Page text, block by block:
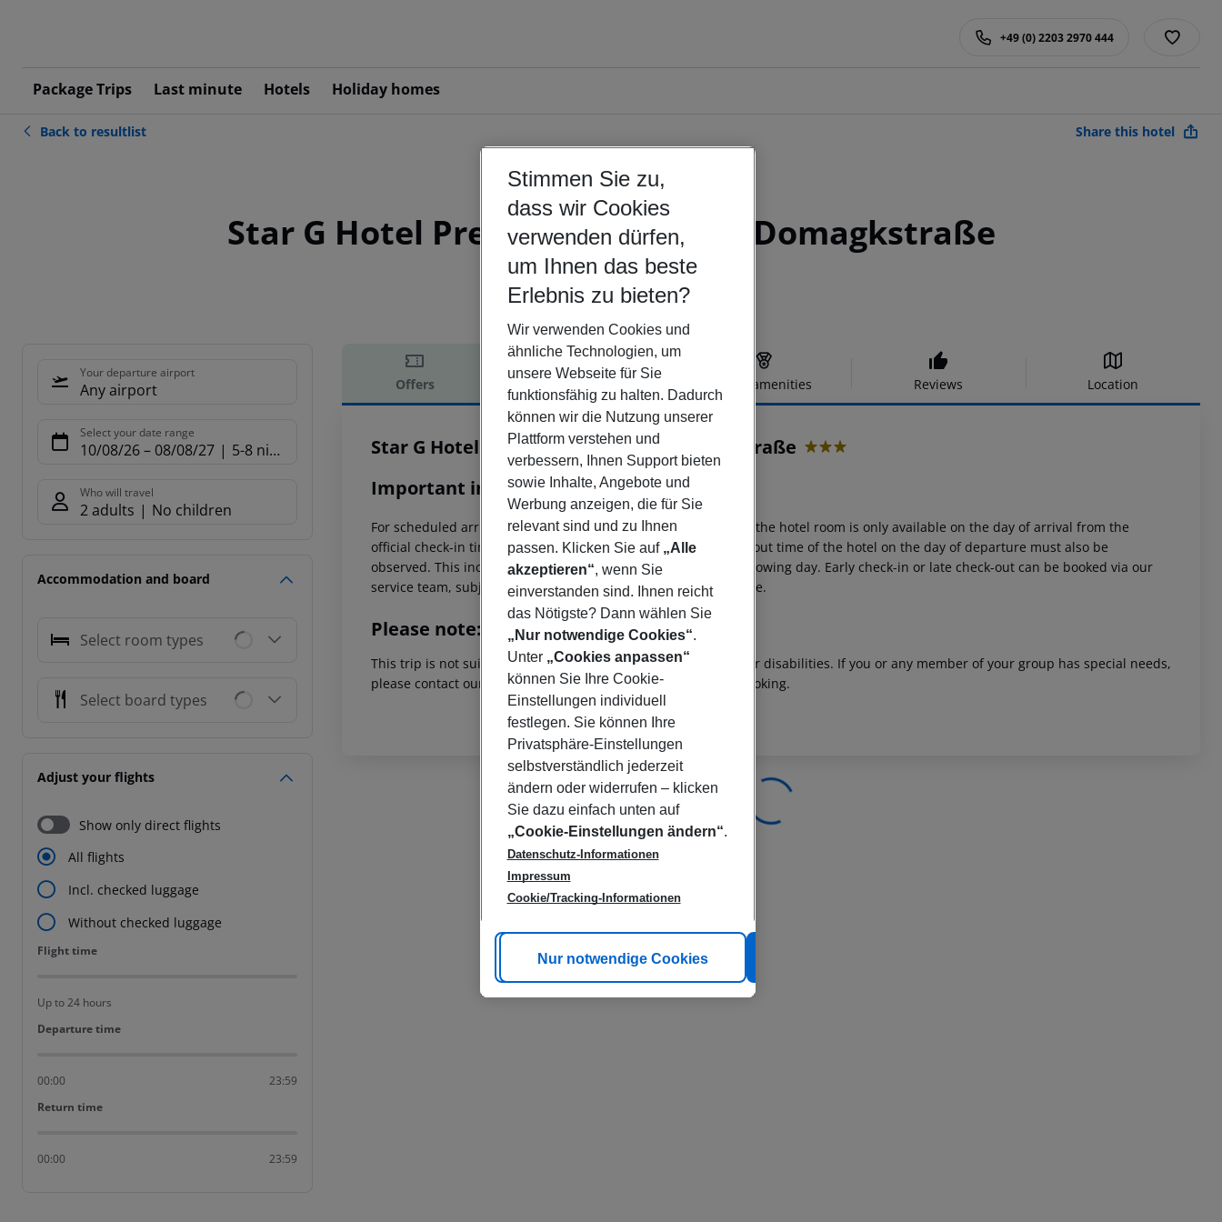
Package Trips Last minute Hotels Holiday homes
+49 (0) 2203 2970 444
Back to resultlist Share this hotel
Germany | Bavaria | Munich
Star G Hotel Premium München Domagkstraße
3
Your departure airport
Any airport
Select your date range
10/08/26– 08/08/27 5-8 nights
Who will travel
2 adults No children
Accommodation and board
Select room types
Select board types
Adjust your flights
Show only direct flights
All flights
Incl. checked luggage
Without checked luggage
Flight time
Flight time
Up to 24 hours
Departure time
Departure time
00:00 23:59
Return time
Return time
00:00 23:59
Offers Hotel amenities Reviews Location
Offer description
Star G Hotel Premium München Domagkstraße
Important info
For scheduled arrivals in the destination area from 04:00 a.m., the hotel room is only available on the day of arrival from the
official check-in time of the respective hotel. The official check-out time of the hotel on the day of departure must also be
observed. This includes return flights until 3.00 a.m. on the following day. Early check-in or late check-out can be booked via our
service team, subject to availability and for an additional charge.
Please note:
This trip is not suitable for passengers with reduced mobility or disabilities. If you or any member of your group has special needs,
please contact our customer service before confirming your booking.
Stimmen Sie zu,
dass wir Cookies
verwenden dürfen,
um Ihnen das beste
Erlebnis zu bieten?
Wir verwenden Cookies und
ähnliche Technologien, um
unsere Webseite für Sie
funktionsfähig zu halten. Dadurch
können wir die Nutzung unserer
Plattform verstehen und
verbessern, Ihnen Support bieten
sowie Inhalte, Angebote und
Werbung anzeigen, die für Sie
relevant sind und zu Ihnen
passen. Klicken Sie auf „Alle
akzeptieren“, wenn Sie
einverstanden sind. Ihnen reicht
das Nötigste? Dann wählen Sie
„Nur notwendige Cookies“.
Unter „Cookies anpassen“
können Sie Ihre Cookie-
Einstellungen individuell
festlegen. Sie können Ihre
Privatsphäre-Einstellungen
selbstverständlich jederzeit
ändern oder widerrufen – klicken
Sie dazu einfach unten auf
„Cookie-Einstellungen ändern“.
Datenschutz-Informationen
Impressum
Cookie/Tracking-Informationen
Cookie anpassen
Nur notwendige Cookies